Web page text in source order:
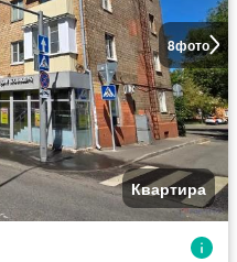
8фото
Квартира